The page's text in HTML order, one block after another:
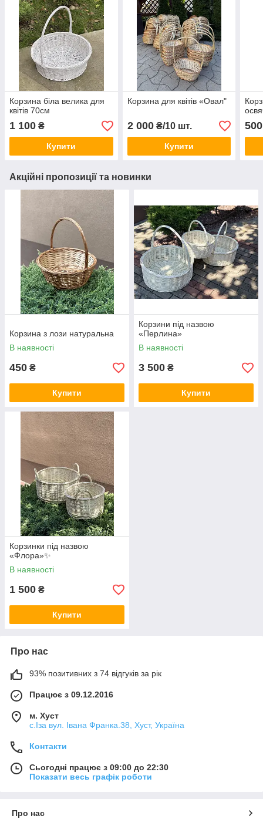
Корзина біла велика для
квітів 70см
1 100 ₴
Купити
Корзина для квітів «Овал"
2 000₴/10 шт.
Купити
500
Акційні пропозиції та новинки
Корзина з лози натуральна
В наявності
450 ₴
Купити
Корзини під назвою
«Перлина»
В наявності
3 500 ₴
Купити
Корзинки під назвою
«Флора»✨
В наявності
1 500 ₴
Купити
Про нас
93% позитивних з 74 відгуків за рік
Працює з 09.12.2016
м. Хуст
с.Іза вул. Івана Франка.38, Хуст, Україна
Контакти
Сьогодні працює з 09:00 до 22:30
Показати весь графік роботи
Про нас